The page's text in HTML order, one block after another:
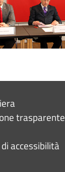
trasparente
accessibilità